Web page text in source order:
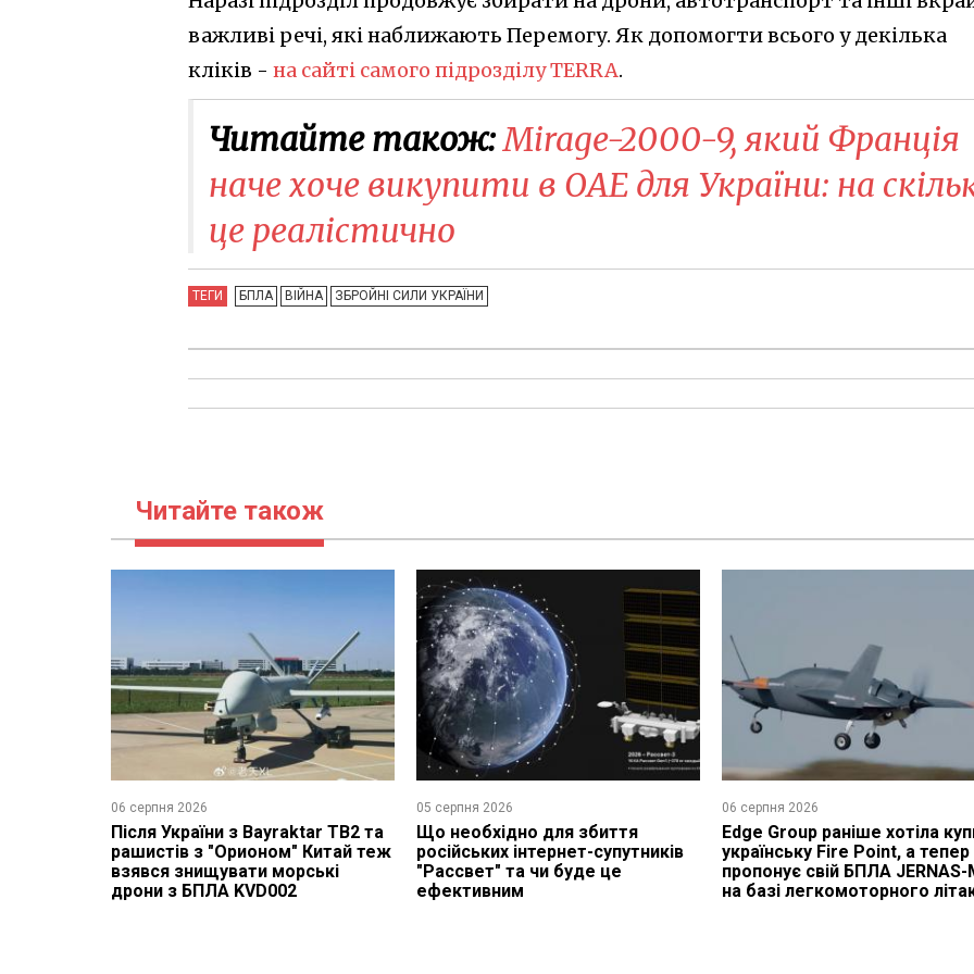
важливі речі, які наближають Перемогу. Як допомогти всього у декілька
кліків - на сайті самого підрозділу TERRA.
Читайте також:Mirage-2000-9, який Франція
наче хоче викупити в ОАЕ для України: на
це реалістично
ТЕГИ БПЛА ВІЙНА ЗБРОЙНІ СИЛИ УКРАЇНИ
Читайте також
06 серпня 2026
Після України з Bayraktar TB2 та
рашистів з "Орионом" Китай теж
взявся знищувати морські
дрони з БПЛА KVD002
05 серпня 2026
Що необхідно для збиття
російських інтернет-супутників
"Рассвет" та чи буде це
ефективним
06 серпня 2026
Edge Group раніше хотіла
українську Fire Point, а тепер
пропонує свій БПЛА JERNAS-
на базі легкомоторного